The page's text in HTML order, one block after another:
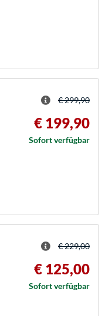
€ 299,90
€ 199,90
Sofort verfügbar
€ 229,00
€ 125,00
Sofort verfügbar